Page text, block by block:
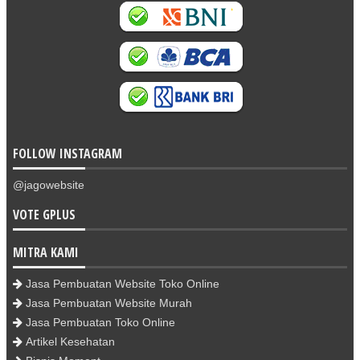
FOLLOW INSTAGRAM
@jagowebsite
VOTE GPLUS
MITRA KAMI
Jasa Pembuatan Website Toko Online
Jasa Pembuatan Website Murah
Jasa Pembuatan Toko Online
Artikel Kesehatan